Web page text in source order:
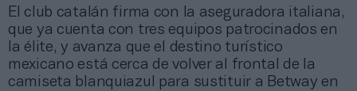
El club catalán firma con la aseguradora italiana,
que ya cuenta con tres equipos patrocinados en
la élite, y avanza que el destino turístico
mexicano está cerca de volver al frontal de la
camiseta blanquiazul para sustituir a Betway en